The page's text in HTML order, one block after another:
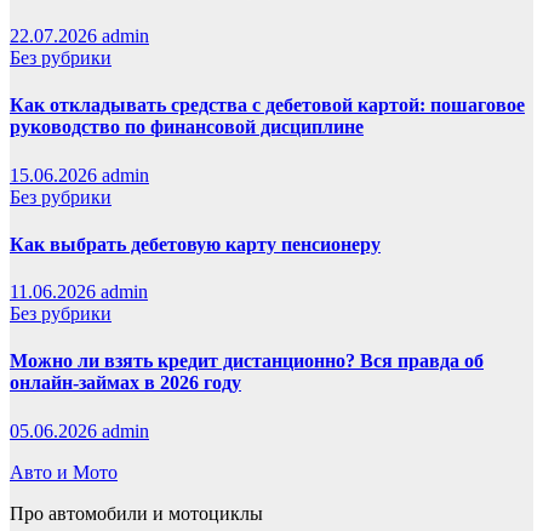
22.07.2026 admin
Без рубрики
Как откладывать средства с дебетовой картой: пошаговое
руководство по финансовой дисциплине
15.06.2026 admin
Без рубрики
Как выбрать дебетовую карту пенсионеру
11.06.2026 admin
Без рубрики
Можно ли взять кредит дистанционно? Вся правда об
онлайн-займах в 2026 году
05.06.2026 admin
Авто и Мото
Про автомобили и мотоциклы